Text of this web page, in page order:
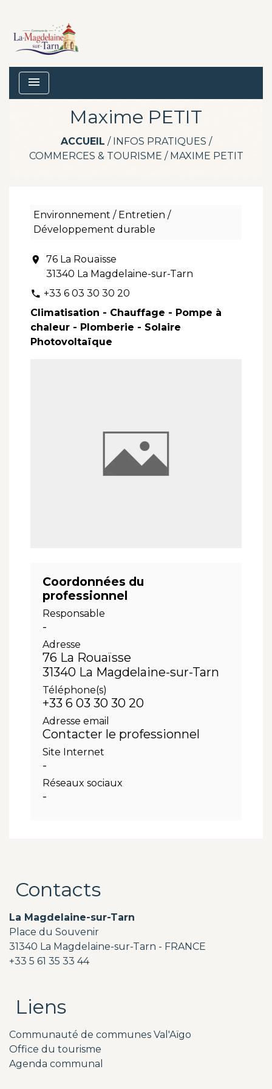
menu
Maxime PETIT
ACCUEIL / INFOS PRATIQUES /
COMMERCES & TOURISME / MAXIME PETIT
Environnement / Entretien /
Développement durable
location_on
76 La Rouaïsse
31340 La Magdelaine-sur-Tarn
phone +33 6 03 30 30 20
Climatisation - Chauffage - Pompe à
chaleur - Plomberie - Solaire
Photovoltaïque
Coordonnées du
professionnel
Responsable
-
Adresse
76 La Rouaïsse
31340 La Magdelaine-sur-Tarn
Téléphone(s)
+33 6 03 30 30 20
Adresse email
Contacter le professionnel
Site Internet
-
Réseaux sociaux
-
Contacts
La Magdelaine-sur-Tarn
Place du Souvenir
31340 La Magdelaine-sur-Tarn - FRANCE
+33 5 61 35 33 44
Liens
Communauté de communes Val'Aïgo
Office du tourisme
Agenda communal